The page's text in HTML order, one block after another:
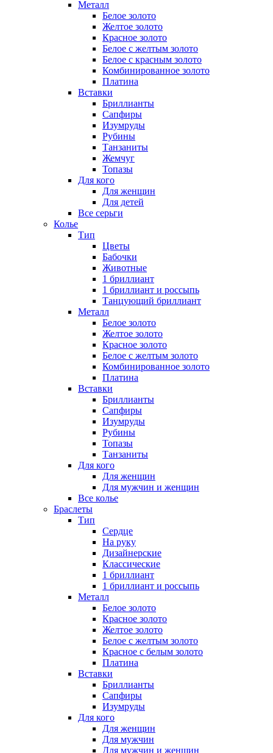
Металл
Белое золото
Желтое золото
Красное золото
Белое с желтым золото
Белое с красным золото
Комбинированное золото
Платина
Вставки
Бриллианты
Сапфиры
Изумруды
Рубины
Танзаниты
Жемчуг
Топазы
Для кого
Для женщин
Для детей
Все серьги
Колье
Тип
Цветы
Бабочки
Животные
1 бриллиант
1 бриллиант и россыпь
Танцующий бриллиант
Металл
Белое золото
Желтое золото
Красное золото
Белое с желтым золото
Комбинированное золото
Платина
Вставки
Бриллианты
Сапфиры
Изумруды
Рубины
Топазы
Танзаниты
Для кого
Для женщин
Для мужчин и женщин
Все колье
Браслеты
Тип
Сердце
На руку
Дизайнерские
Классические
1 бриллиант
1 бриллиант и россыпь
Металл
Белое золото
Красное золото
Желтое золото
Белое с желтым золото
Красное с белым золото
Платина
Вставки
Бриллианты
Сапфиры
Изумруды
Для кого
Для женщин
Для мужчин
Для мужчин и женщин